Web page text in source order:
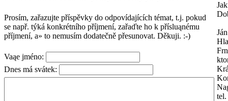
Prosím, zařazujte příspěvky do odpovídajících témat, t.j. pokud
se např. týká konkrétního příjmení, zařaďte ho k přísluąnému
příjmení, a» to nemusím dodatečně přesunovat. Děkuji. :-)
Vaąe jméno:
Dnes má svátek:
Ján